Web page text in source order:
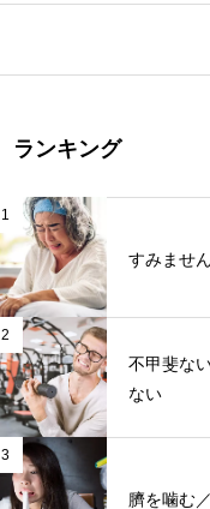
ランキング
1
すみませ
2
不甲斐な
ない
3
臍を噛む